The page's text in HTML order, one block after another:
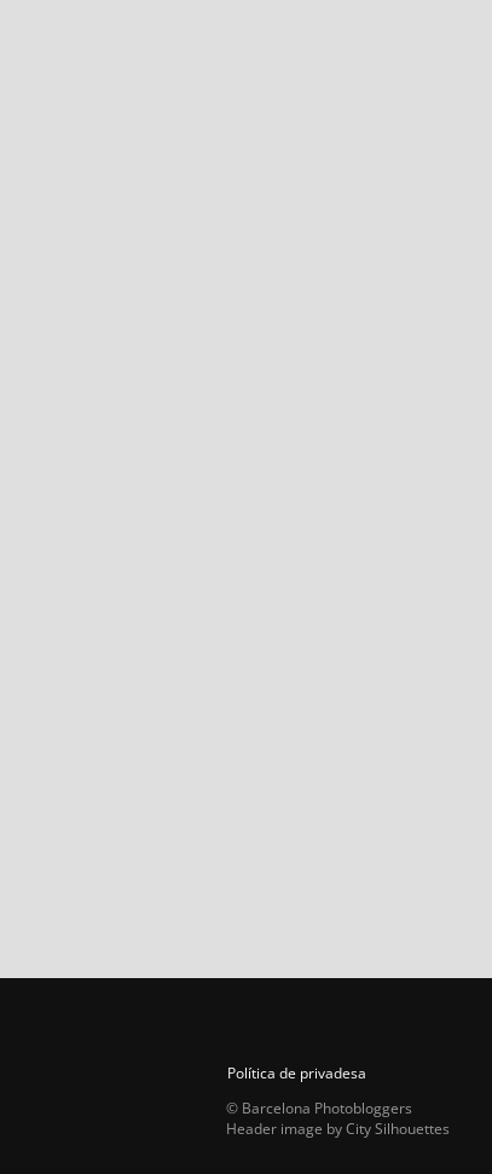
Política de privadesa
© Barcelona Photobloggers
Header image by City Silhouettes